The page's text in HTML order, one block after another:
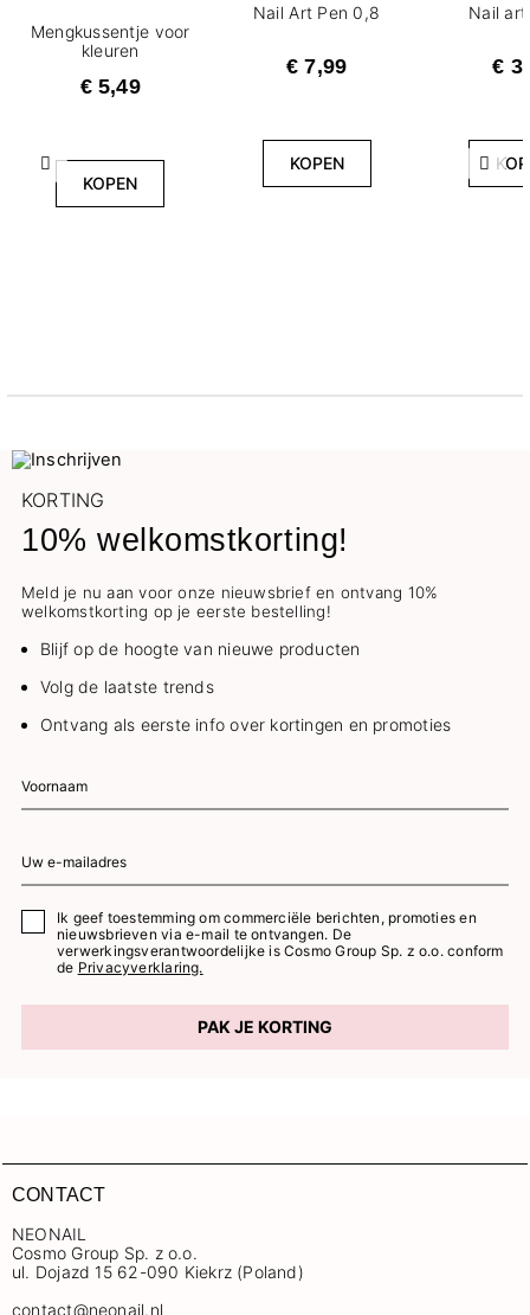
Vorige
Mengkussentje voor
kleuren
€ 5,49
KOPEN
Nail Art Pen 0,8
€ 7,99
KOPEN
Nail
€
KORTING
10% welkomstkorting!
Meld je nu aan voor onze nieuwsbrief en ontvang 10%
welkomstkorting op je eerste bestelling!
Blijf op de hoogte van nieuwe producten
Volg de laatste trends
Ontvang als eerste info over kortingen en promoties
Ik geef toestemming om commerciële berichten, promoties en
nieuwsbrieven via e-mail te ontvangen. De
verwerkingsverantwoordelijke is Cosmo Group Sp. z o.o. conform
de Privacyverklaring.
PAK JE KORTING
CONTACT
NEONAIL
Cosmo Group Sp. z o.o.
ul. Dojazd 15 62-090 Kiekrz (Poland)
contact@neonail.nl